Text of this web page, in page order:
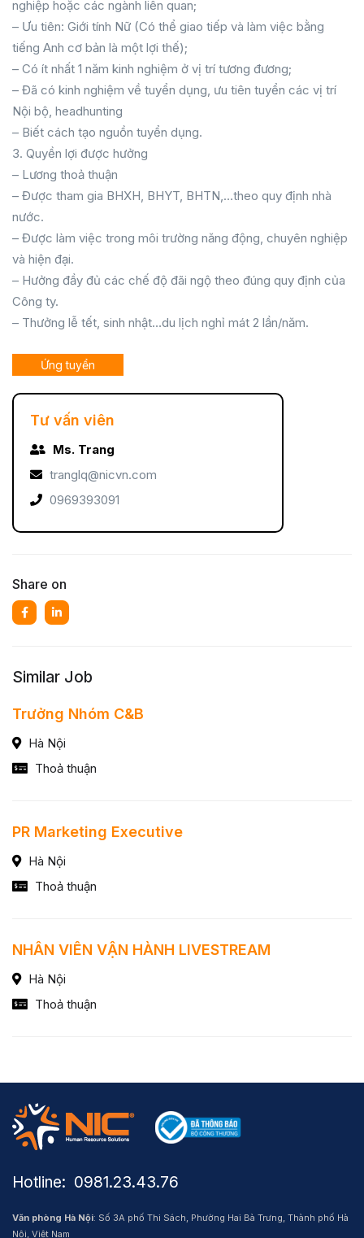
nghiệp hoặc các ngành liên quan;
– Ưu tiên: Giới tính Nữ (Có thể giao tiếp và làm việc bằng
tiếng Anh cơ bản là một lợi thế);
– Có ít nhất 1 năm kinh nghiệm ở vị trí tương đương;
– Đã có kinh nghiệm về tuyển dụng, ưu tiên tuyển các vị trí
Nội bộ, headhunting
– Biết cách tạo nguồn tuyển dụng.
3. Quyền lợi được hưởng
– Lương thoả thuận
– Được tham gia BHXH, BHYT, BHTN,…theo quy định nhà
nước.
– Được làm việc trong môi trường năng động, chuyên nghiệp
và hiện đại.
– Hưởng đầy đủ các chế độ đãi ngộ theo đúng quy định của
Công ty.
– Thưởng lễ tết, sinh nhật…du lịch nghỉ mát 2 lần/năm.
Ứng tuyển
Tư vấn viên
Ms. Trang
tranglq@nicvn.com
0969393091
Share on
Similar Job
Trưởng Nhóm C&B
Hà Nội
Thoả thuận
PR Marketing Executive
Hà Nội
Thoả thuận
NHÂN VIÊN VẬN HÀNH LIVESTREAM
Hà Nội
Thoả thuận
Hotline: ​ 0981.23.43.76
Văn phòng Hà Nội: Số 3A phố Thi Sách, Phường Hai Bà Trưng, Thành phố Hà
Nội, Việt Nam